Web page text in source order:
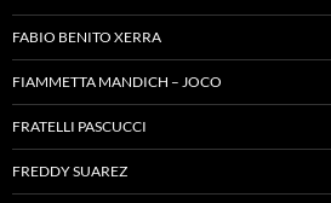
FABIO BENITO XERRA
FIAMMETTA MANDICH – JOCO
FRATELLI PASCUCCI
FREDDY SUAREZ